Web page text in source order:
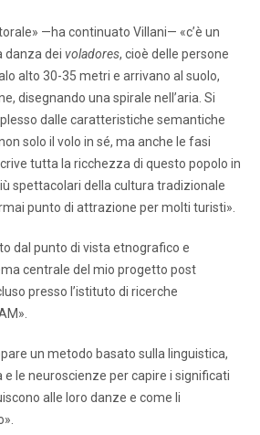
—ha continuato Villani— «c’è un
danza dei voladores, cioè delle persone
alto 30-35 metri e arrivano al suolo,
disegnando una spirale nell’aria. Si
dalle caratteristiche semantiche
solo il volo in sé, ma anche le fasi
tutta la ricchezza di questo popolo in
spettacolari della cultura tradizionale
punto di attrazione per molti turisti».
dal punto di vista etnografico e
centrale del mio progetto post
presso l’istituto di ricerche
un metodo basato sulla linguistica,
e le neuroscienze per capire i significati
alle loro danze e come li